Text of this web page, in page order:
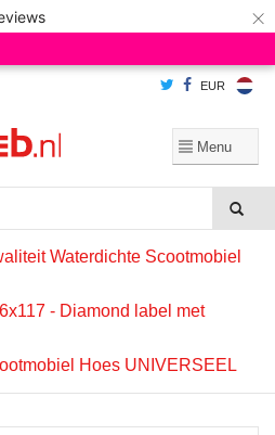
×
EUR
Waterdichte Scootmobiel
- Diamond label met
Hoes UNIVERSEEL
te verbeteren. Is dat akkoord?
Ja